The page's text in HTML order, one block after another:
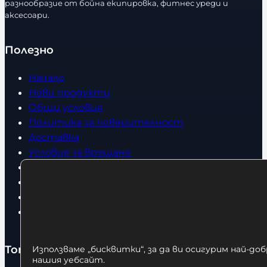
в
разнообразие от бойна екипировка, фитнес уреди и
аксесоари.
Полезно
Начало
Нови продукти
Общи условия
Политика за поверителност
Доставка
Условия за връщане
Топ категории
Използваме „бисквитки“, за да ви осигурим най-
нашия уебсайт.